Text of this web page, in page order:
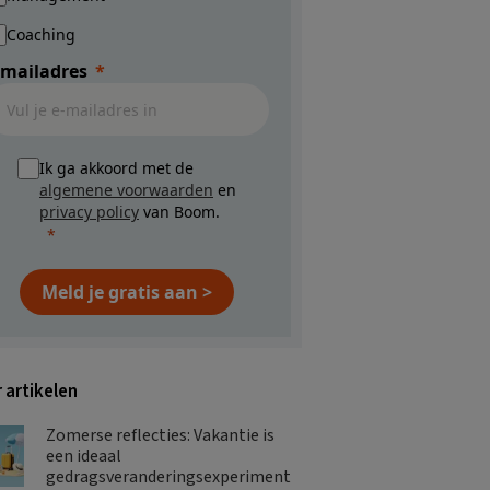
Coaching
mailadres
Ik ga akkoord met de
algemene voorwaarden en
privacy policy van Boom.
Meld je gratis aan >
artikelen
Zomerse reflecties: Vakantie is
een ideaal
gedragsveranderingsexperiment